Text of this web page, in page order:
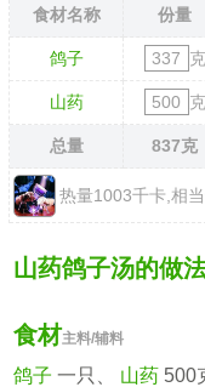
食材名称 份量
鸽子 克
山药 克
总量 837克
热量1003千卡,相
山药鸽子汤的做
食材主料/辅料
鸽子 一只、 山药 500